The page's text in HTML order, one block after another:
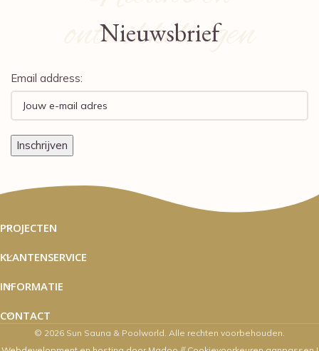
ontwikkelingen
Nieuwsbrief
Email address:
PROJECTEN
KLANTENSERVICE
INFORMATIE
CONTACT
© 2026 Sun Sauna & Poolworld. Alle rechten voorbehouden.